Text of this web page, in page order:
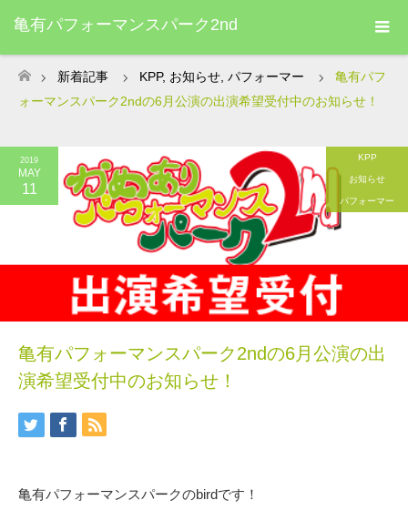
亀有パフォーマンスパーク2nd
ホーム
新着記事 KPP, お知らせ パフォーマー
亀有パフ
ォーマンスパーク2ndの6月公演の出演希望受付中のお知らせ！
2019
MAY
11
KPP
お知らせ
パフォーマー
亀有パフォーマンスパーク2ndの6月公演の出
演希望受付中のお知らせ！
亀有パフォーマンスパークのbirdです！